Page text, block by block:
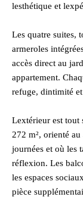
lesthétique et
Les quatre suites,
armeroles
accès direct au
appartement.
refuge, dintimité
Lextérieur est tout
272 m², orienté
journées et où les
réflexion. Les
les espaces
pièce